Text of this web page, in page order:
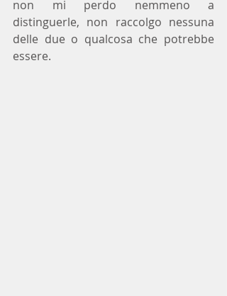
non mi perdo nemmeno a
distinguerle, non raccolgo nessuna
delle due o qualcosa che potrebbe
essere.